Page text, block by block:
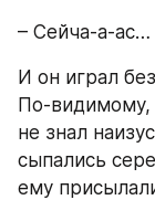
– Сейча-а-ас…
И он играл
По-видимому,
не знал
сыпались
ему